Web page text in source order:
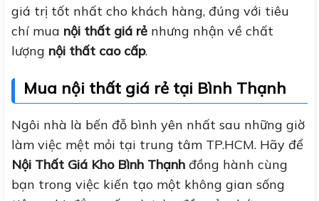
giá trị tốt nhất cho khách hàng, đúng với tiêu
chí mua nội thất giá rẻ nhưng nhận về chất
lượng nội thất cao cấp.
Mua nội thất giá rẻ tại Bình Thạnh
Ngôi nhà là bến đỗ bình yên nhất sau những giờ
làm việc mệt mỏi tại trung tâm TP.HCM. Hãy để
Nội Thất Giá Kho Bình Thạnh đồng hành cùng
bạn trong việc kiến tạo một không gian sống